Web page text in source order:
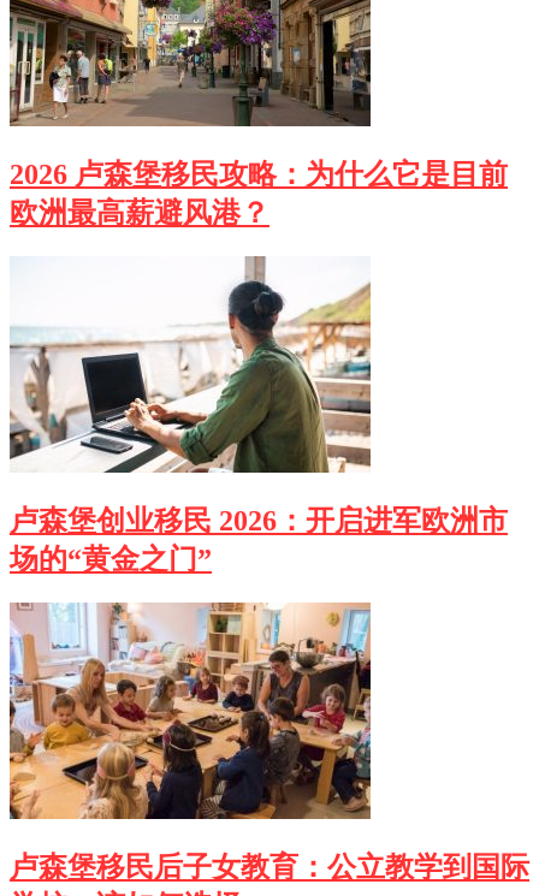
2026 卢森堡移民攻略：为什么它是目前
欧洲最高薪避风港？
卢森堡创业移民 2026：开启进军欧洲市
场的“黄金之门”
卢森堡移民后子女教育：公立教学到国际